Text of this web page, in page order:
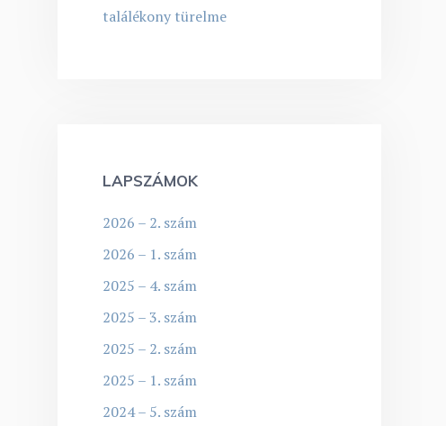
találékony türelme
LAPSZÁMOK
2026 – 2. szám
2026 – 1. szám
2025 – 4. szám
2025 – 3. szám
2025 – 2. szám
2025 – 1. szám
2024 – 5. szám